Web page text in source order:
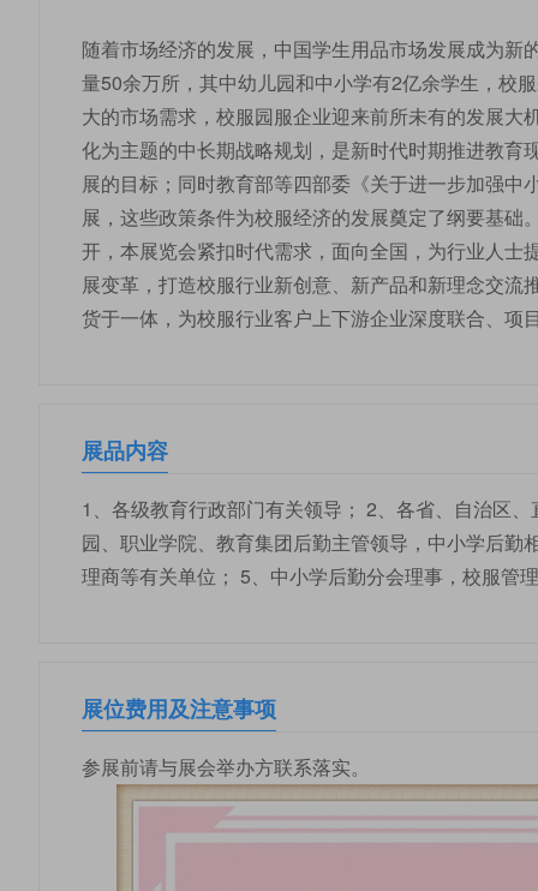
随着市场经济的发展，中国学生用品市场发展成为
量50余万所，其中幼儿园和中小学有2亿余学生，校
大的市场需求，校服园服企业迎来前所未有的发展
化为主题的中长期战略规划，是新时代时期推进教
展的目标；同时教育部等四部委《关于进一步加强中
展，这些政策条件为校服经济的发展奠定了纲要基
开，本展览会紧扣时代需求，面向全国，为行业人
展变革，打造校服行业新创意、新产品和新理念交
货于一体，为校服行业客户上下游企业深度联合、项
展品内容
1、各级教育行政部门有关领导； 2、各省、自治区
园、职业学院、教育集团后勤主管领导，中小学后
理商等有关单位； 5、中小学后勤分会理事，校服管
展位费用及注意事项
参展前请与展会举办方联系落实。